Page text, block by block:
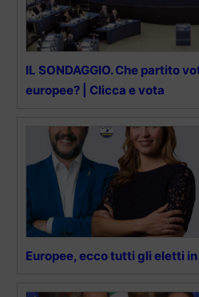
IL SONDAGGIO. Che partito
europee? | Clicca e vota
Europee, ecco tutti gli eletti in